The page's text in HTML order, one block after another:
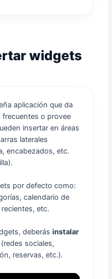
widgets
aplicación que da
o provee
insertar en áreas
laterales
encabezados, etc.
por defecto como:
calendario de
etc.
deberásinstalar
sociales,
reservas, etc.).